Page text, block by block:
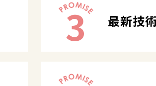
3 最新技